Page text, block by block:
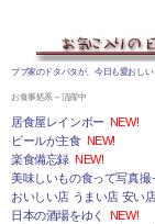
ブブ家のドタバタが、今日も愛おしい
お食事処系～活躍中
居食屋レインボー NEW!
ビールが主食 NEW!
楽食備忘録 NEW!
美味しいもの食って写真
おいしい店 うまい店 安い
日本の酒場をゆく
NEW!